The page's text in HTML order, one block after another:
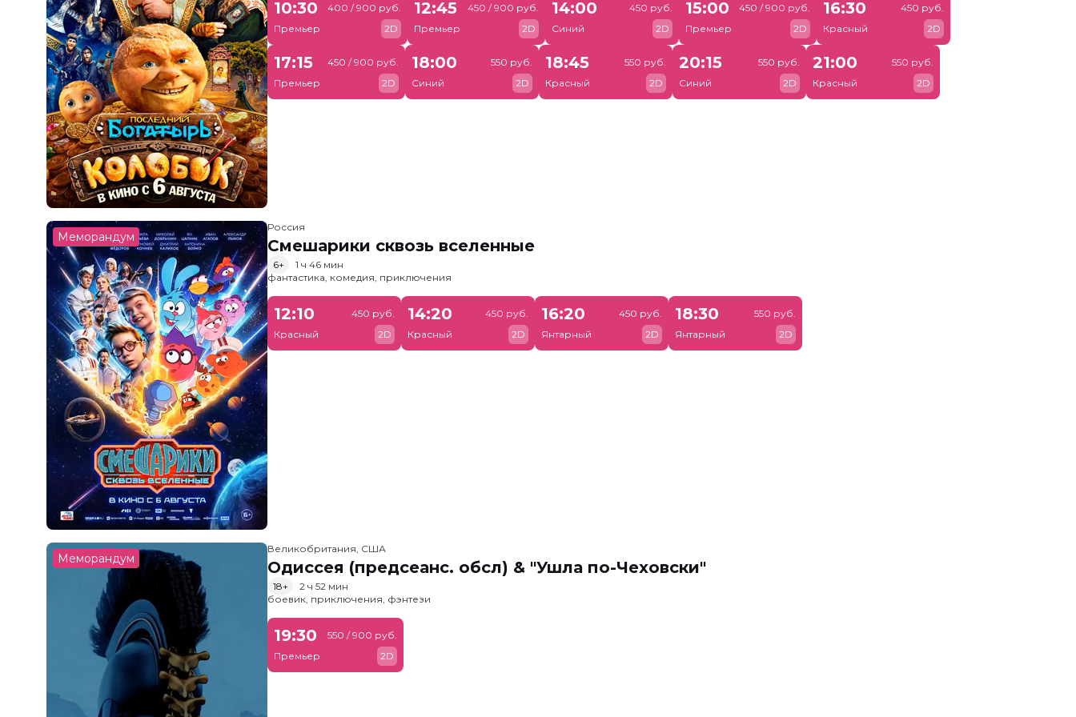
10:30
Премьер
400 / 900 руб.
2D
12:45
Премьер
450 / 900 руб.
2D
14:00
Синий
450 руб.
2D
15:00
Премьер
450 / 900 руб.
2D
16:30
Красный
450 руб.
2D
17:15
Премьер
450 / 900 руб.
2D
18:00
Синий
550 руб.
2D
18:45
Красный
550 руб.
2D
20:15
Синий
550 руб.
2D
21:00
Красный
550 руб.
2D
Меморандум
Россия
Смешарики сквозь вселенные
6+
1 ч 46 мин
фантастика, комедия, приключения
12:10
Красный
450 руб.
2D
14:20
Красный
450 руб.
2D
16:20
Янтарный
450 руб.
2D
18:30
Янтарный
550 руб.
2D
Меморандум
Великобритания, США
Одиссея (предсеанс. обсл) & "Ушла по-Чеховски"
18+
2 ч 52 мин
боевик, приключения, фэнтези
19:30
Премьер
550 / 900 руб.
2D